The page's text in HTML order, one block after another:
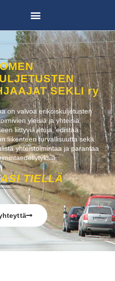
SEKLI ry
on valvoa erikoiskuljetusten
yleisiä ja yhteisiä
liittyviä etuja, edistää
liikenteen turvallisuutta sekä
yhteistoimintaa ja parantaa
TIELLÄ